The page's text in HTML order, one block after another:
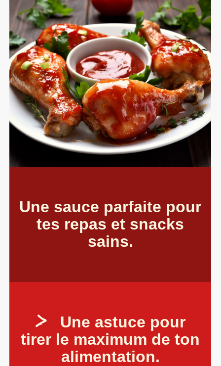
Une sauce parfaite pour
tes repas et snacks
sains.
Une astuce pour
tirer le maximum de ton
alimentation.